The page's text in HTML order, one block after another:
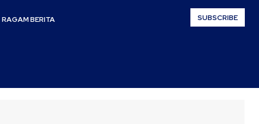
RAGAM BERITA SUBSCRIBE